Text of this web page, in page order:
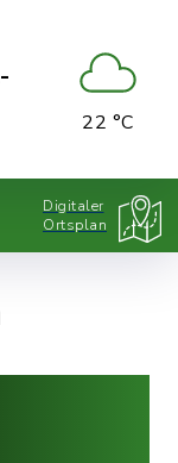
22 °C
Digitaler
Ortsplan